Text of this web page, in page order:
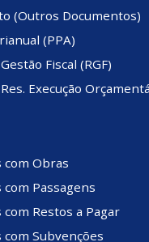
(Outros Documentos)
(PPA)
Fiscal (RGF)
Execução
com Obras
com Passagens
com Restos a Pagar
com Subvenções